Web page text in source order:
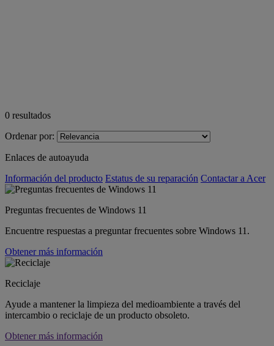
0 resultados
Ordenar por:
Enlaces de autoayuda
Información del producto Estatus de su reparación Contactar a Acer
Preguntas frecuentes de Windows 11
Encuentre respuestas a preguntar frecuentes sobre Windows 11.
Obtener más información
Reciclaje
Ayude a mantener la limpieza del medioambiente a través del
intercambio o reciclaje de un producto obsoleto.
Obtener más información